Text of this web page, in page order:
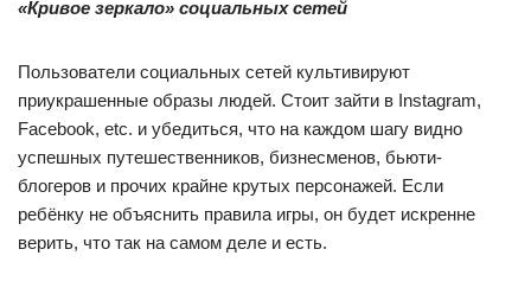
«Кривое зеркало» социальных сетей
Пользователи социальных сетей культивируют
приукрашенные образы людей. Стоит зайти в Instagram,
Facebook, etc. и убедиться, что на каждом шагу видно
успешных путешественников, бизнесменов, бьюти-
блогеров и прочих крайне крутых персонажей. Если
ребёнку не объяснить правила игры, он будет искренне
верить, что так на самом деле и есть.